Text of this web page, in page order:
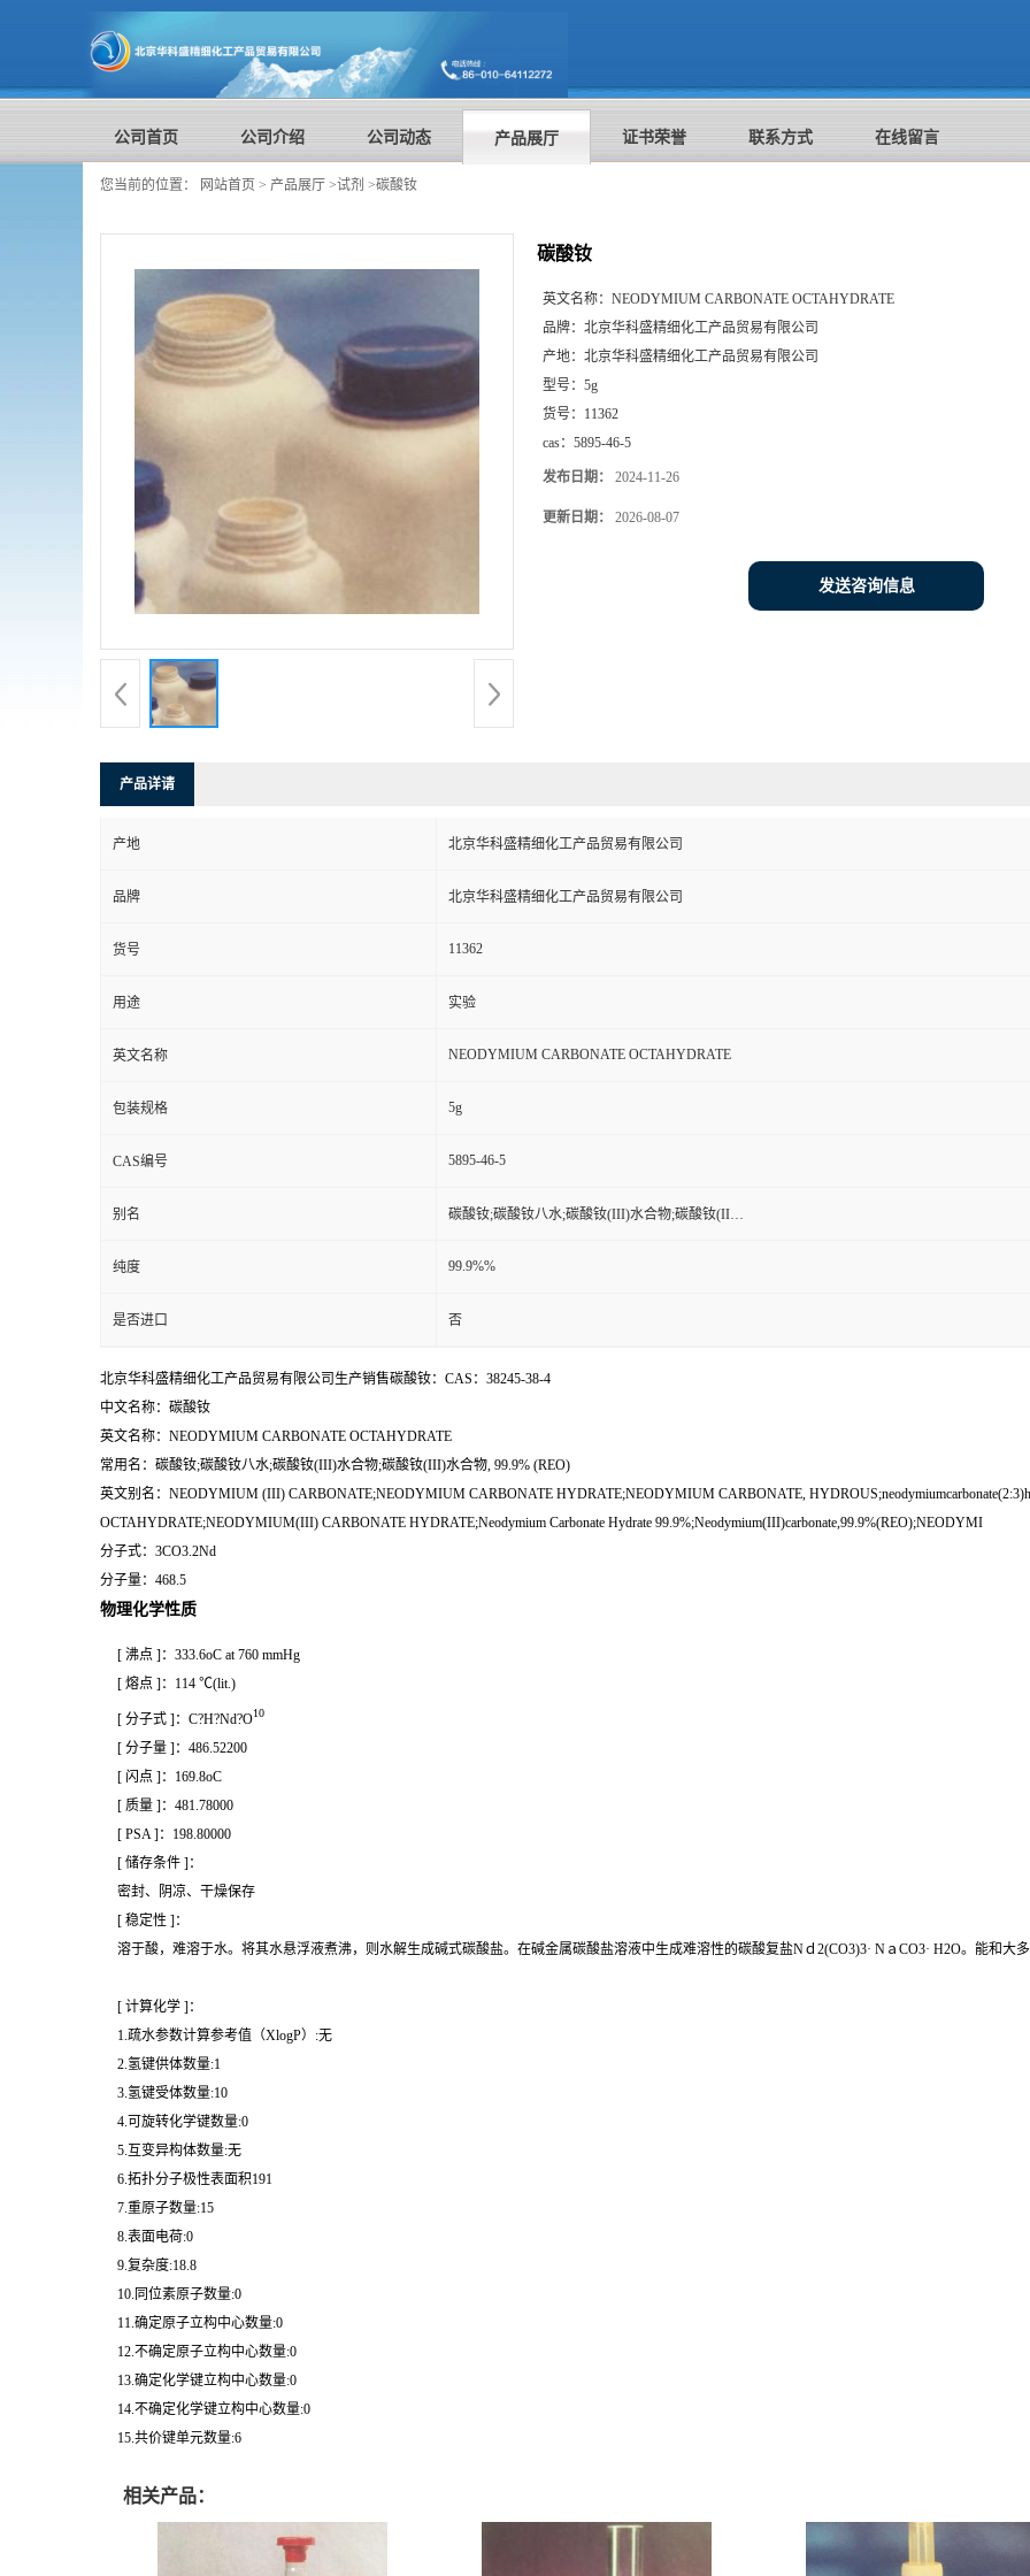
公司首页 公司介绍 公司动态 产品展厅 证书荣誉 联系方式 在线留言
您当前的位置： 网站首页 > 产品展厅 >试剂 >碳酸钕
碳酸钕
英文名称： NEODYMIUM CARBONATE OCTAHYDRATE
品牌： 北京华科盛精细化工产品贸易有限公司
产地： 北京华科盛精细化工产品贸易有限公司
型号： 5g
货号： 11362
cas： 5895-46-5
发布日期： 2024-11-26
更新日期： 2026-08-07
发送咨询信息
产品详请
产地 北京华科盛精细化工产品贸易有限公司
品牌 北京华科盛精细化工产品贸易有限公司
货号 11362
用途 实验
英文名称 NEODYMIUM CARBONATE OCTAHYDRATE
包装规格 5g
CAS编号 5895-46-5
别名 碳酸钕;碳酸钕八水;碳酸钕(III)水合物;碳酸钕(II…
纯度 99.9%%
是否进口 否
北京华科盛精细化工产品贸易有限公司生产销售碳酸钕： CAS： 38245-38-4
中文名称： 碳酸钕
英文名称： NEODYMIUM CARBONATE OCTAHYDRATE
常用名： 碳酸钕;碳酸钕八水;碳酸钕(III)水合物;碳酸钕(III)水合物, 99.9% (REO)
英文别名： NEODYMIUM (III) CARBONATE;NEODYMIUM CARBONATE HYDRATE;NEODYMIUM CARBONATE,
OCTAHYDRATE;NEODYMIUM(III) CARBONATE HYDRATE;Neodymium Carbonate Hydrate 99.9%;Neodymium(III)carbonate,99.9%(REO);NEODYMI
分子式： 3CO3.2Nd
分子量： 468.5
物理化学性质
[ 沸点 ]：333.6oC at 760 mmHg
[ 熔点 ]：114 ℃(lit.)
[ 分子式 ]：C?H?Nd?O10
[ 分子量 ]：486.52200
[ 闪点 ]：169.8oC
[ 质量 ]：481.78000
[ PSA ]：198.80000
[ 储存条件 ]：
密封、阴凉、干燥保存
[ 稳定性 ]：
溶于酸，难溶于水。将其水悬浮液煮沸，则水解生成碱式碳酸盐。在碱金属碳酸盐溶液中生成难溶性的碳酸复盐Nｄ2(CO3)3· NａCO3· H2O。能和大
[ 计算化学 ]：
1.疏水参数计算参考值（XlogP）:无
2.氢键供体数量:1
3.氢键受体数量:10
4.可旋转化学键数量:0
5.互变异构体数量:无
6.拓扑分子极性表面积191
7.重原子数量:15
8.表面电荷:0
9.复杂度:18.8
10.同位素原子数量:0
11.确定原子立构中心数量:0
12.不确定原子立构中心数量:0
13.确定化学键立构中心数量:0
14.不确定化学键立构中心数量:0
15.共价键单元数量:6
相关产品：